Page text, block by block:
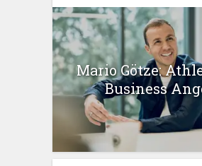
Mario Götze:
Business